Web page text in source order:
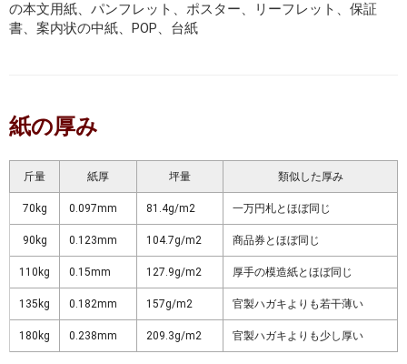
の本文用紙、パンフレット、ポスター、リーフレット、保証
書、案内状の中紙、POP、台紙
紙の厚み
斤量 紙厚 坪量 類似した厚み
70kg 0.097mm 81.4g/m2 一万円札とほぼ同じ
90kg 0.123mm 104.7g/m2 商品券とほぼ同じ
110kg 0.15mm 127.9g/m2 厚手の模造紙とほぼ同じ
135kg 0.182mm 157g/m2 官製ハガキよりも若干薄い
180kg 0.238mm 209.3g/m2 官製ハガキよりも少し厚い